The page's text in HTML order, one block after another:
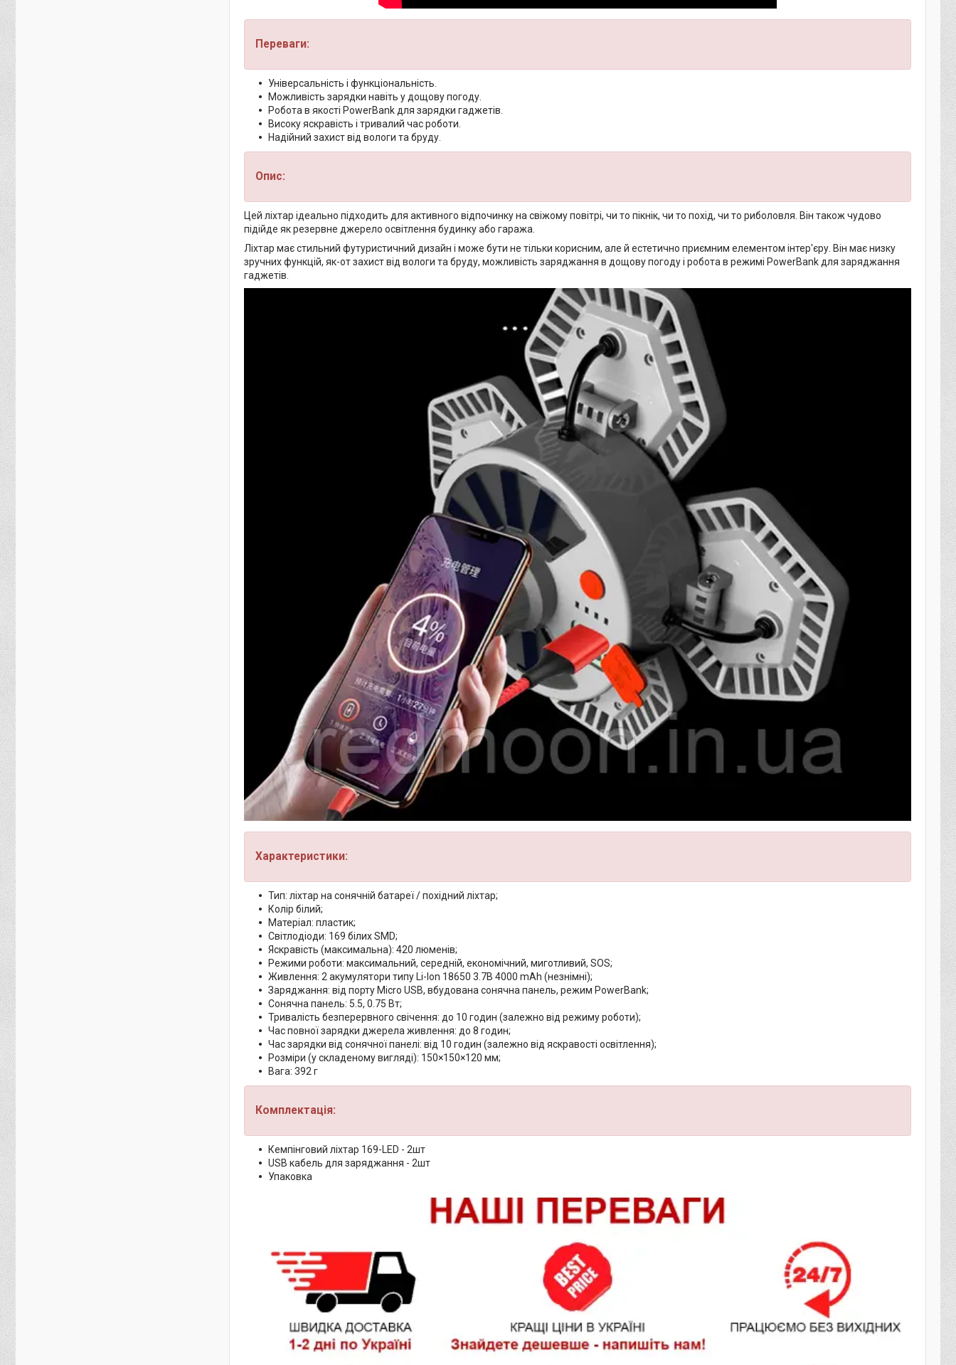
Переваги:
Універсальність і функціональність.
Можливість зарядки навіть у дощову погоду.
Робота в якості PowerBank для зарядки гаджетів.
Високу яскравість і тривалий час роботи.
Надійний захист від вологи та бруду.
Опис:
Цей ліхтар ідеально підходить для активного відпочинку на свіжому повітрі, чи то пікнік, чи то похід, чи то риболовля. Він також чудово
підійде як резервне джерело освітлення будинку або гаража.
Ліхтар має стильний футуристичний дизайн і може бути не тільки корисним, але й естетично приємним елементом інтер'єру. Він має низку
зручних функцій, як-от захист від вологи та бруду, можливість заряджання в дощову погоду і робота в режимі PowerBank для заряджання
гаджетів.
Характеристики:
Тип: ліхтар на сонячній батареї / похідний ліхтар;
Колір білий;
Матеріал: пластик;
Світлодіоди: 169 білих SMD;
Яскравість (максимальна): 420 люменів;
Режими роботи: максимальний, середній, економічний, миготливий, SOS;
Живлення: 2 акумулятори типу Li-Ion 18650 3.7В 4000 mAh (незнімні);
Заряджання: від порту Micro USB, вбудована сонячна панель, режим PowerBank;
Сонячна панель: 5.5, 0.75 Вт;
Тривалість безперервного свічення: до 10 годин (залежно від режиму роботи);
Час повної зарядки джерела живлення: до 8 годин;
Час зарядки від сонячної панелі: від 10 годин (залежно від яскравості освітлення);
Розміри (у складеному вигляді): 150×150×120 мм;
Вага: 392 г
Комплектація:
Кемпінговий ліхтар 169-LED - 2шт
USB кабель для заряджання - 2шт
Упаковка